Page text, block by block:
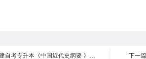
上一篇：2018年10月福建自考专升本《中国近代史纲要 》真题【汇总】 下一